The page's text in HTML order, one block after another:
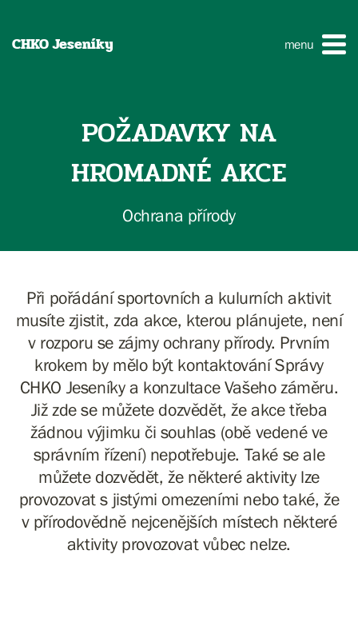
CHKO Jeseníky menu
POŽADAVKY NA
HROMADNÉ AKCE
Ochrana přírody
Při pořádání sportovních a kulurních aktivit
musíte zjistit, zda akce, kterou plánujete, není
v rozporu se zájmy ochrany přírody. Prvním
krokem by mělo být kontaktování Správy
CHKO Jeseníky a konzultace Vašeho záměru.
Již zde se můžete dozvědět, že akce třeba
žádnou výjimku či souhlas (obě vedené ve
správním řízení) nepotřebuje. Také se ale
můžete dozvědět, že některé aktivity lze
provozovat s jistými omezeními nebo také, že
v přírodovědně nejcenějších místech některé
aktivity provozovat vůbec nelze.